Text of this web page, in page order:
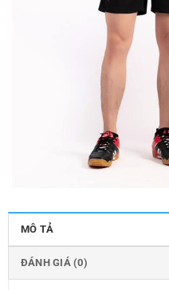
MÔ TẢ
ĐÁNH GIÁ (0)